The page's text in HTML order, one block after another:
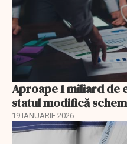
Aproape 1 miliard de
statul modifică
19 IANUARIE 2026